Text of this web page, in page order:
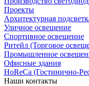
Проекты
Архитектурная
Уличное освещение
Спортивное освещение
Ритейл (Торговое
Промышленное
Офисные здания
HoReCa (Гостинично-
Наши контакты